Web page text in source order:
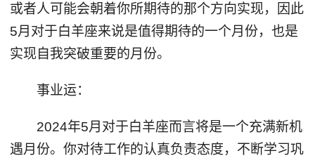
或者人可能会朝着你所期待的那个方向实现，因此
5月对于白羊座来说是值得期待的一个月份，也是
实现自我突破重要的月份。
事业运：
2024年5月对于白羊座而言将是一个充满新机
遇月份。你对待工作的认真负责态度，不断学习巩